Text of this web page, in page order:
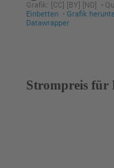
Strompreis für